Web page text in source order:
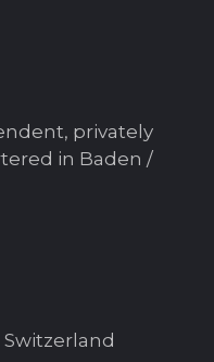
privately
in Baden /
Switzerland